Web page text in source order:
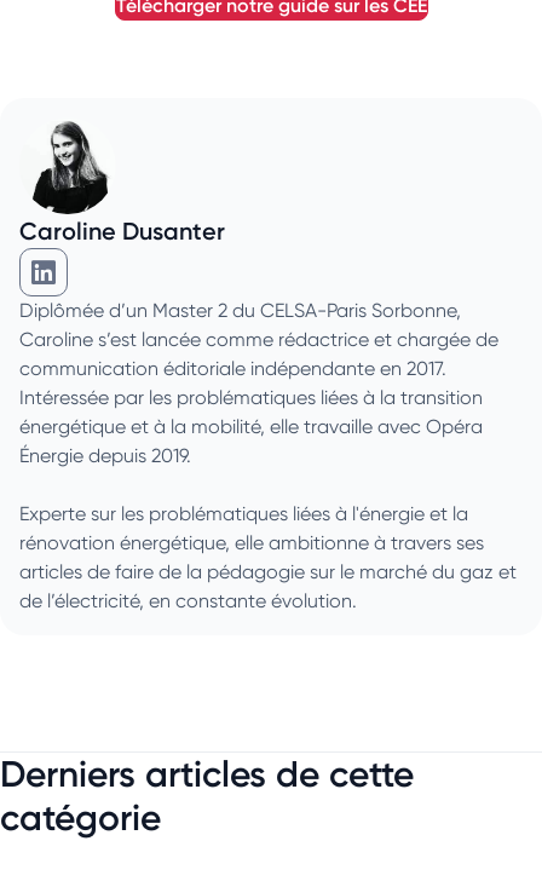
Caroline Dusanter
Caroline Dusanter sur Linkedin
Diplômée d’un Master 2 du CELSA-Paris Sorbonne,
Caroline s’est lancée comme rédactrice et chargée de
communication éditoriale indépendante en 2017.
Intéressée par les problématiques liées à la transition
énergétique et à la mobilité, elle travaille avec Opéra
Énergie depuis 2019.
Experte sur les problématiques liées à l'énergie et la
rénovation énergétique, elle ambitionne à travers ses
articles de faire de la pédagogie sur le marché du gaz et
de l’électricité, en constante évolution.
Derniers articles de cette
catégorie